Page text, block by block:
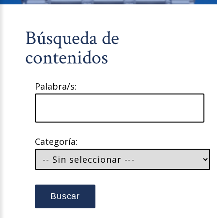
Búsqueda de
contenidos
Palabra/s:
Categoría:
Buscar